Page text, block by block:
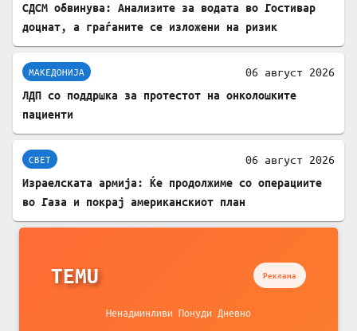
СДСМ обвинува: Анализите за водата во Гостивар
доцнат, а граѓаните се изложени на ризик
МАКЕДОНИЈА 06 август 2026
ЛДП со поддршка за протестот на онколошките
пациенти
СВЕТ 06 август 2026
Израелската армија: Ќе продолжиме со операциите
во Газа и покрај американскиот план
TEMU Реклама
Ненадминливи Понуди Дневно